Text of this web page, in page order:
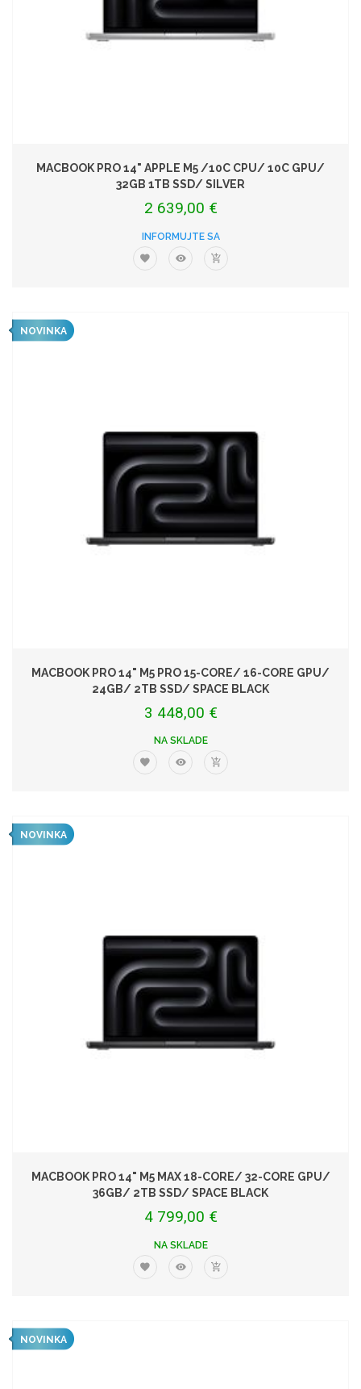
MACBOOK PRO 14" APPLE M5 /10C CPU/ 10C GPU/
32GB 1TB SSD/ SILVER
2 639,00 €
INFORMUJTE SA
NOVINKA
MACBOOK PRO 14" M5 PRO 15-CORE/ 16-CORE GPU/
24GB/ 2TB SSD/ SPACE BLACK
3 448,00 €
NA SKLADE
NOVINKA
MACBOOK PRO 14" M5 MAX 18-CORE/ 32-CORE GPU/
36GB/ 2TB SSD/ SPACE BLACK
4 799,00 €
NA SKLADE
NOVINKA